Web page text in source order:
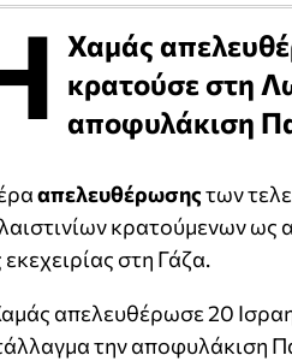
Χαμάς
κρατούσε στη
αποφυλάκιση
απελευθέρωσηςτων
κρατούμενων ως
εκεχειρίας στη Γάζα.
απελευθέρωσε 20
την αποφυλάκιση